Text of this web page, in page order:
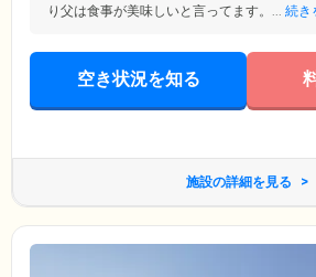
り父は食事が美味しいと言ってます。... 続き
空き状況を知る
施設の詳細を見る